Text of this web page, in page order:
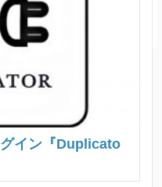
イン『Duplicato